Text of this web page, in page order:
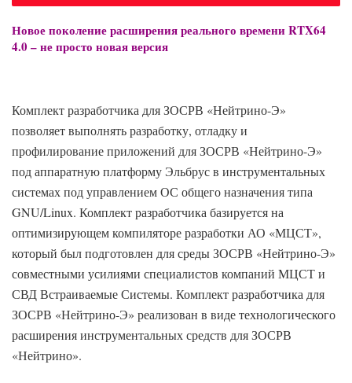
Новое поколение расширения реального времени RTX64
4.0 – не просто новая версия
Комплект разработчика для ЗОСРВ «Нейтрино-Э»
позволяет выполнять разработку, отладку и
профилирование приложений для ЗОСРВ «Нейтрино-Э»
под аппаратную платформу Эльбрус в инструментальных
системах под управлением ОС общего назначения типа
GNU/Linux. Комплект разработчика базируется на
оптимизирующем компиляторе разработки АО «МЦСТ»,
который был подготовлен для среды ЗОСРВ «Нейтрино-Э»
совместными усилиями специалистов компаний МЦСТ и
СВД Встраиваемые Системы. Комплект разработчика для
ЗОСРВ «Нейтрино-Э» реализован в виде технологического
расширения инструментальных средств для ЗОСРВ
«Нейтрино».